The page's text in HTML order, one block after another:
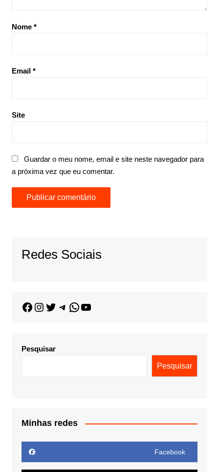
Nome *
Email *
Site
Guardar o meu nome, email e site neste navegador para
a próxima vez que eu comentar.
Redes Sociais
Pesquisar
Pesquisar
Minhas redes
Facebook